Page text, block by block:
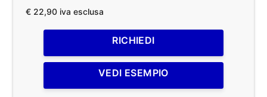
€ 22,90 iva esclusa
RICHIEDI
VEDI ESEMPIO